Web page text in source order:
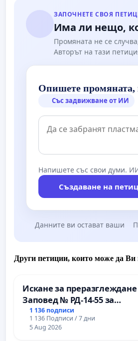
ЗАПОЧНЕТЕ СВОЯ
Има ли нещо,
Промяната не се
Авторът на тази
Опишете промяната,
Със задвижване от ИИ
Напишете със свои думи.
Създаване на
Данните ви остават ваши
Други петиции, които може да Ви
Искане за
Заповед № РД-14-55 за
вливането на
Професионалната
промишлени технологии в
1 136 подписи
1 136 Подписи / 7 дни
5 Aug 2026